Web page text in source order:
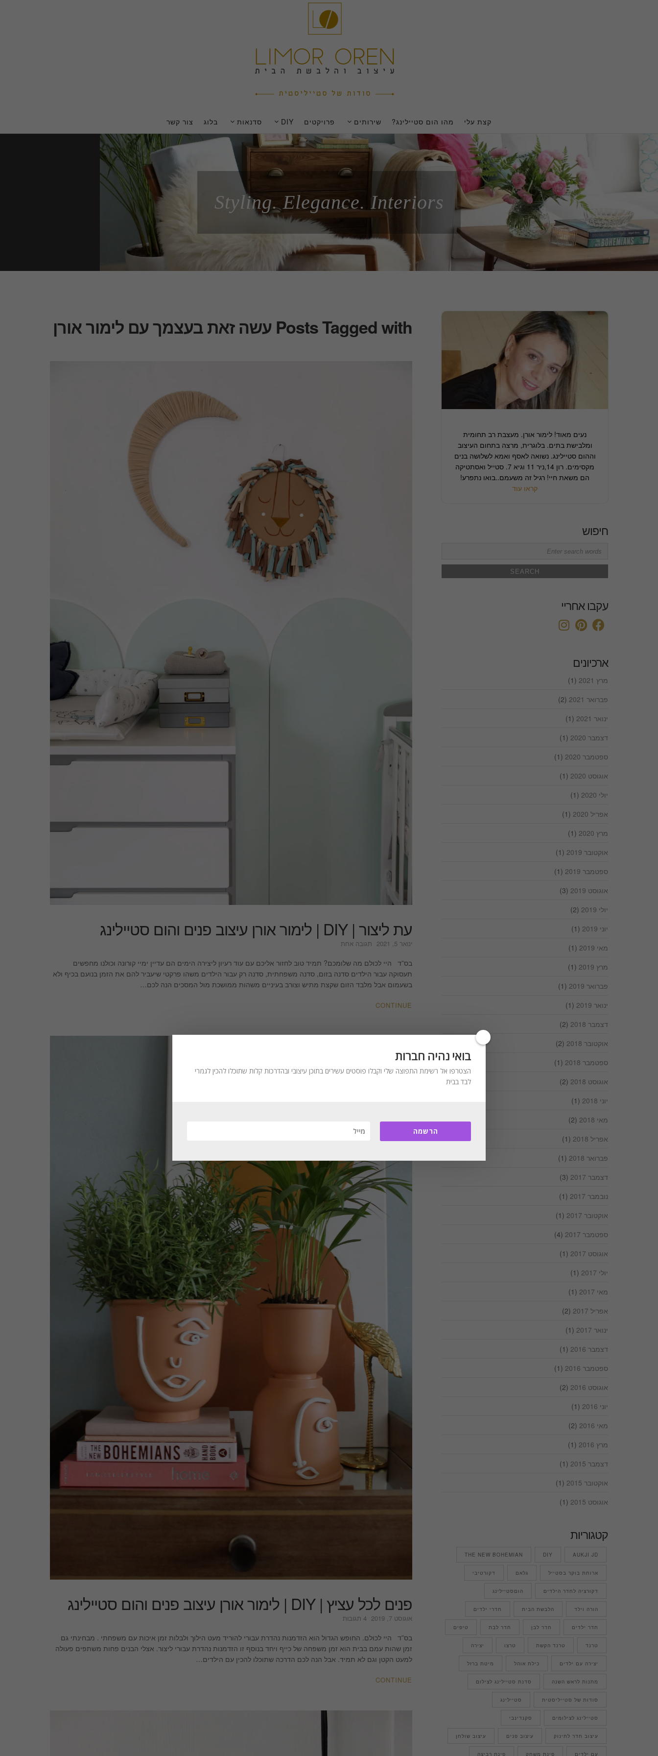
קצת עלי מהו הום סטיילינג? שירותים פרויקטים DIY סדנאות בלוג צור קשר
Styling. Elegance. Interiors
Posts Tagged with עשה זאת בעצמך עם לימור אורן
עת ליצור | DIY | לימור אורן עיצוב פנים והום סטיילינג
ינואר 5, 2021 תגובה אחת
ליצור
|
DIY
בס”ד היי לכולם מה שלומכם? תמיד טוב לחזור אליכם עם עוד רעיון ליצירה הימים הם עדיין ימיי קורונה וכולנו מחפשים
תעסוקה עבור הילדים סדנה בזום, סדנה משפחתית, סדנה רק עבור הילדים משהו פרקטי שיעביר להם את הזמן בנועם בכיף ולא
בשעמום אבל מלבד הזום שקצת מתיש וצורב בעיניים משהות ממושכת מול המסכים הנה לכם…
CONTINUE
פנים לכל עציץ | DIY | לימור אורן עיצוב פנים והום סטיילינג
אוגוסט 7, 2019 4 תגובות
לכל
עציץ
|
בס”ד היי לכולם. החופש הגדול הוא הזדמנות נהדרת עבורי להוריד מעט הילוך ולבלות זמן איכות עם משפחתי . מבחינתי גם
זמן שהות עמם בבית הוא זמן משפחה של כייף ויחד בנוסף זו הזדמנות נהדרת עבורי ליצור. אצלי הבנים פחות משתפים פעולה
למעט הקטן וגם לא תמיד. אבל הנה לכם הדרכה שתוכלו להכין עם הילדים…
CONTINUE
נעים מאוד! לימור אורן. מעצבת רב תחומית
ומלבישת בתים. בלוגרית, מרצה בתחום העיצוב
וההום סטיילינג. נשואה לאסף ואמא לשלושה בנים
מקסימים. רון 14,ניר 11 וגיא 7. סטייל ואסתטיקה
הם משאת חיי! רגיל זה משעמם..בואו נתפרע!
קראו עוד
חיפוש
Search
עקבו אחריי
ארכיונים
מרץ 2021
(1)
פברואר 2021
(2)
ינואר 2021
(1)
דצמבר 2020
(1)
ספטמבר 2020
(1)
אוגוסט 2020
(1)
יולי 2020
(1)
אפריל 2020
(1)
מרץ 2020
(1)
אוקטובר 2019
(1)
ספטמבר 2019
(1)
אוגוסט 2019
(3)
יולי 2019
(2)
יוני 2019
(1)
מאי 2019
(1)
מרץ 2019
(1)
פברואר 2019
(1)
ינואר 2019
(1)
דצמבר 2018
(2)
אוקטובר 2018
(2)
ספטמבר 2018
(1)
אוגוסט 2018
(2)
יוני 2018
(1)
מאי 2018
(2)
אפריל 2018
(1)
פברואר 2018
(1)
דצמבר 2017
(3)
נובמבר 2017
(1)
אוקטובר 2017
(1)
ספטמבר 2017
(4)
אוגוסט 2017
(1)
יולי 2017
(1)
מאי 2017
(1)
אפריל 2017
(2)
ינואר 2017
(1)
דצמבר 2016
(1)
ספטמבר 2016
(1)
אוגוסט 2016
(2)
יוני 2016
(1)
מאי 2016
(2)
מרץ 2016
(1)
דצמבר 2015
(1)
אוקטובר 2015
(1)
אוגוסט 2015
(1)
קטגוריות
AUKJI JD
DIY
THE NEW BOHEMIAN
ארוחת בוקר בסטייל גלאם דקורטיבי
דקורציה לחדר הילדים הוםסטיילינג
הורה וילד הלבשת הבית חדרי ילדים
חדר ילדים חדר לבן חדר לבת טיפים
טרנד טרנד הקשת טרצו יצירה
יצירה עם ילדים כילת אוהל מיטת ברזל
מתנות לראש השנה סדנת סטיילינג לצילום
סודות של סטייליסטית סטיילינג
סטיילינג לצילומים סקנדינבי
עיצוב חדר לתינוק עיצוב פנים עיצוב שולחן
עם ילדים פינת משחק פינת רביצה
בואי נהיה חברות
הצטרפו אל רשימת התפוצה שלי וקבלו פוסטים עשירים בתוכן עיצובי ובהדרכות קלות שתוכלו להכין לגמרי
לבד בבית
הרשמה